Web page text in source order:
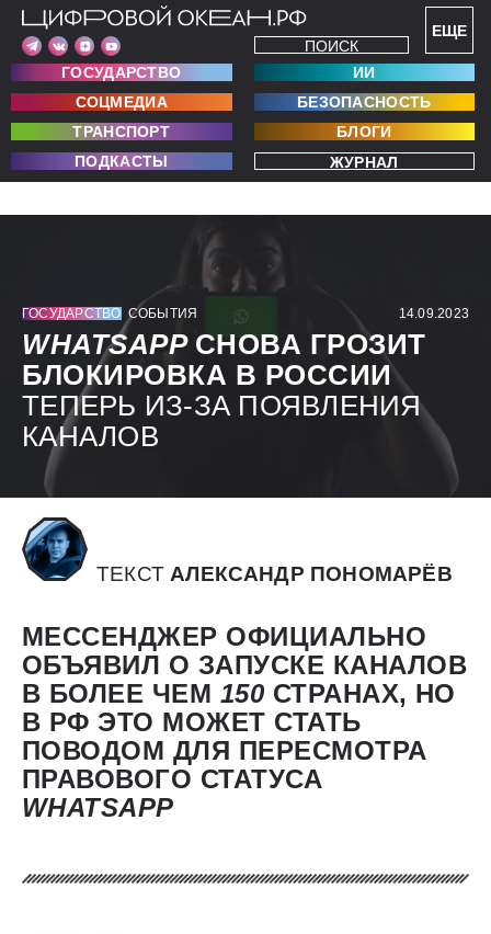
ЕЩЕ
ПОИСК
ГОСУДАРСТВО
ИИ
СОЦМЕДИА
БЕЗОПАСНОСТЬ
ТРАНСПОРТ
БЛОГИ
ПОДКАСТЫ
ЖУРНАЛ
ГОСУДАРСТВО СОБЫТИЯ 14.09.2023
WHATSAPP СНОВА ГРОЗИТ
БЛОКИРОВКА В РОССИИ
ТЕПЕРЬ ИЗ-ЗА ПОЯВЛЕНИЯ
КАНАЛОВ
ТЕКСТ АЛЕКСАНДР ПОНОМАРЁВ
МЕССЕНДЖЕР ОФИЦИАЛЬНО
ОБЪЯВИЛ О ЗАПУСКЕ КАНАЛОВ
В БОЛЕЕ ЧЕМ 150 СТРАНАХ, НО
В РФ ЭТО МОЖЕТ СТАТЬ
ПОВОДОМ ДЛЯ ПЕРЕСМОТРА
ПРАВОВОГО СТАТУСА
WHATSAPP